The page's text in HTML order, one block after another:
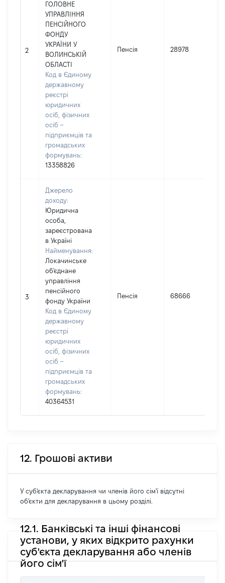
2
ГОЛОВНЕ
УПРАВЛІННЯ
ПЕНСІЙНОГО
ФОНДУ
УКРАЇНИ У
ВОЛИНСЬКІЙ
ОБЛАСТІ
Код в Єдиному
державному
реєстрі
юридичних
осіб, фізичних
осіб –
підприємців та
громадських
формувань:
13358826
Пенсія 28978
3
Джерело
доходу:
Юридична
особа,
зареєстрована
в Україні
Найменування:
Локачинське
об'єднане
управління
пенсійного
фонду України
Код в Єдиному
державному
реєстрі
юридичних
осіб, фізичних
осіб –
підприємців та
громадських
формувань:
40364531
Пенсія 68666
12. Грошові активи
У суб'єкта декларування чи членів його сім'ї відсутні
об'єкти для декларування в цьому розділі.
12.1. Банківські та інші фінансові
установи, у яких відкрито рахунки
суб'єкта декларування або членів
його сім'ї